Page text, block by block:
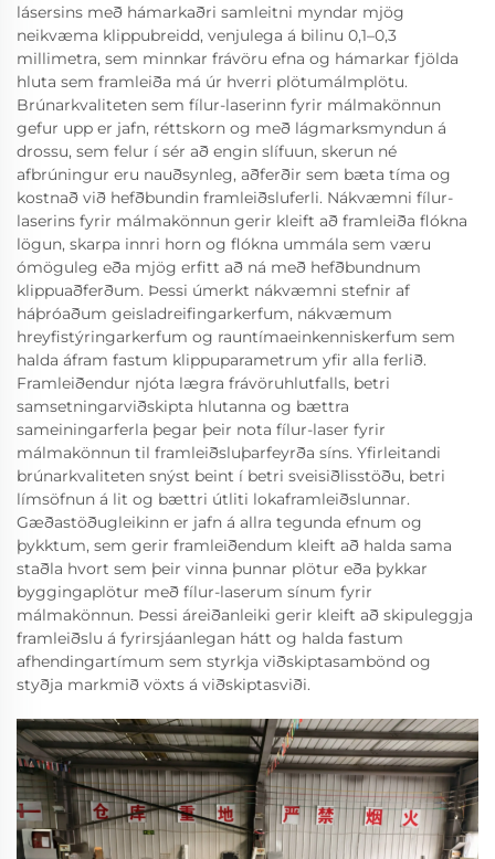
lásersins með hámarkaðri samleitni myndar mjög
neikvæma klippubreidd, venjulega á bilinu 0,1–0,3
millimetra, sem minnkar frávöru efna og hámarkar fjölda
hluta sem framleiða má úr hverri plötumálmplötu.
Brúnarkvaliteten sem fílur-laserinn fyrir málmakönnun
gefur upp er jafn, réttskorn og með lágmarksmyndun á
drossu, sem felur í sér að engin slífuun, skerun né
afbrúningur eru nauðsynleg, aðferðir sem bæta tíma og
kostnað við hefðbundin framleiðsluferli. Nákvæmni fílur-
laserins fyrir málmakönnun gerir kleift að framleiða flókna
lögun, skarpa innri horn og flókna ummála sem væru
ómöguleg eða mjög erfitt að ná með hefðbundnum
klippuaðferðum. Þessi úmerkt nákvæmni stefnir af
háþróaðum geisladreifingarkerfum, nákvæmum
hreyfistýringarkerfum og rauntímaeinkenniskerfum sem
halda áfram fastum klippuparametrum yfir alla ferlið.
Framleiðendur njóta lægra frávöruhlutfalls, betri
samsetningarviðskipta hlutanna og bættra
sameiningarferla þegar þeir nota fílur-laser fyrir
málmakönnun til framleiðsluþarfeyrða síns. Yfirleitandi
brúnarkvaliteten snýst beint í betri sveisiðlisstöðu, betri
límsöfnun á lit og bættri útliti lokaframleiðslunnar.
Gæðastöðugleikinn er jafn á allra tegunda efnum og
þykktum, sem gerir framleiðendum kleift að halda sama
staðla hvort sem þeir vinna þunnar plötur eða þykkar
byggingaplötur með fílur-laserum sínum fyrir
málmakönnun. Þessi áreiðanleiki gerir kleift að skipuleggja
framleiðslu á fyrirsjáanlegan hátt og halda fastum
afhendingartímum sem styrkja viðskiptasambönd og
styðja markmið vöxts á viðskiptasviði.